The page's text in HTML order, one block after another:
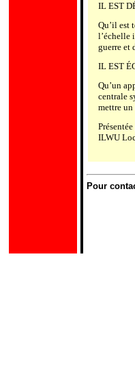
IL EST
Qu’il est
l’échelle
guerre et
IL EST
Qu’un
centrale
mettre un
Présentée
ILWU
Pour